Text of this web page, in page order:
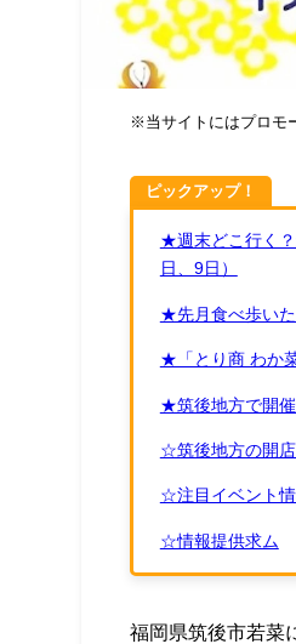
※当サイトにはプロモ
ピックアップ！
★週末どこ行く
日、9日）
★先月食べ歩いた
★「とり商 わか
★筑後地方で開催
☆筑後地方の開
☆注目イベント
☆情報提供求ム
福岡県筑後市若菜